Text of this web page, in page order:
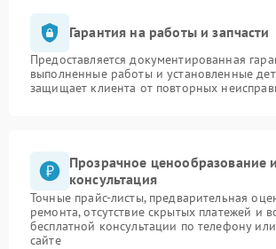
Гарантия на работы и запчасти
Предоставляется документированная
выполненные работы и установленные
защищает клиента от повторных
Прозрачное ценообразование
консультация
Точные прайс-листы, предварительная
ремонта, отсутствие скрытых платежей и
бесплатной консультации по телефону
сайте